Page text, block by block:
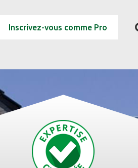
Inscrivez-vous comme Pro